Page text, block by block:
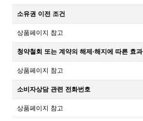
소유권 이전 조건
상품페이지 참고
청약철회 또는 계약의 해제·해지에 따른 효과
상품페이지 참고
소비자상담 관련 전화번호
상품페이지 참고